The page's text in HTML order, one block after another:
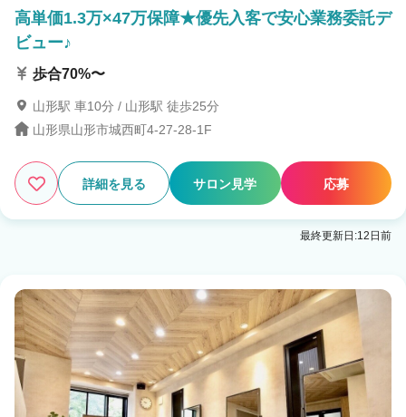
高単価1.3万×47万保障★優先入客で安心業務委託デ
ビュー♪
歩合70%〜
山形駅 車10分 / 山形駅 徒歩25分
山形県山形市城西町4-27-28-1F
詳細を見る サロン見学 応募
最終更新日:12日前